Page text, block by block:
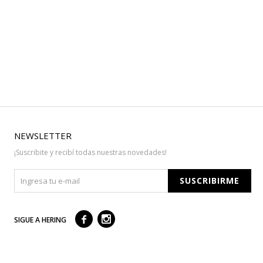
NEWSLETTER
¡Suscribite y recibí todas nuestras novedades!
SUSCRIBIRME
SIGUE A HERING  